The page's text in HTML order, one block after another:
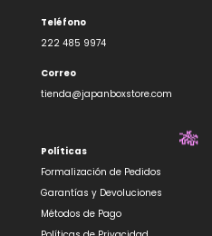
Teléfono
222 485 9974
Correo
tienda@japanboxstore.com
Políticas
Formalización de Pedidos
Garantías y Devoluciones
Métodos de Pago
🎋